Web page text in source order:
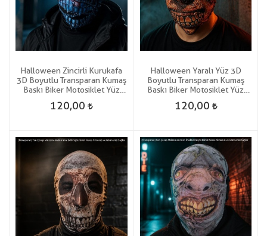
Halloween Zincirli Kurukafa
3D Boyutlu Transparan Kumaş
Baskı Biker Motosiklet Yüz
Korku Maskesi
120,00
Halloween Yaralı Yüz 3D
Boyutlu Transparan Kumaş
Baskı Biker Motosiklet Yüz
Korku Maskesi
120,00